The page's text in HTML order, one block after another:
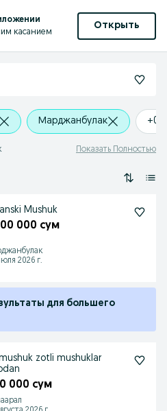
касанием
Открыть
Марджанбулак +0
Показать Полностью
Mushuk
000 сум
2026 г.
для большего
zotli mushuklar
000 сум